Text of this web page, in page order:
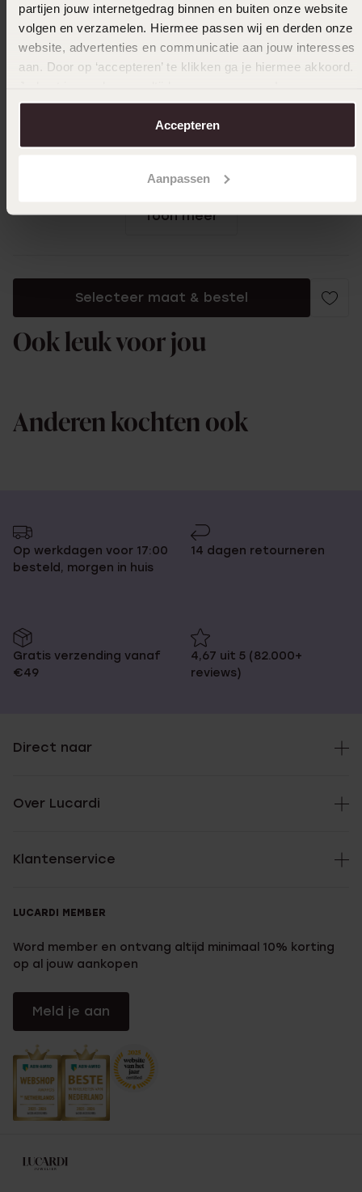
partijen jouw internetgedrag binnen en buiten onze website
volgen en verzamelen. Hiermee passen wij en derden onze
website, advertenties en communicatie aan jouw interesses
aan. Door op ‘accepteren’ te klikken ga je hiermee akkoord.
over in onscookiebeleid.
Accepteren
Aanpassen
24-10-2024 - Indy
Echt super prachtig. Goeie kwaliteit.
Toon meer
Selecteer maat & bestel
Ook leuk voor jou
Anderen kochten ook
Op werkdagen voor 17:00
besteld, morgen in huis
14 dagen retourneren
Gratis verzending vanaf
€49
4,67 uit 5 (82.000+
reviews)
Direct naar
Over Lucardi
Klantenservice
LUCARDI MEMBER
Word member en ontvang altijd minimaal 10% korting
op al jouw aankopen
Meld je aan